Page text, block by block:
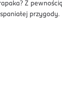
Z
przygody.